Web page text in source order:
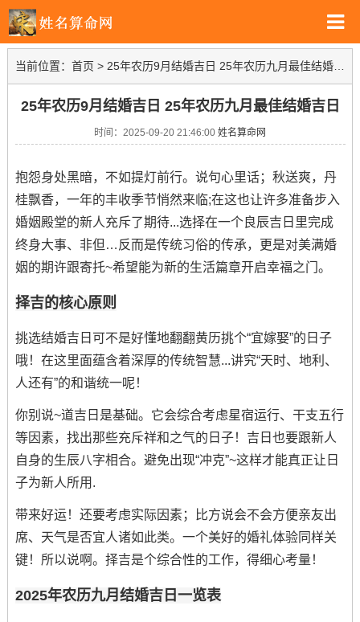
当前位置： 首页 > 25年农历9月结婚吉日 25年农历九月最佳结婚吉日
25年农历9月结婚吉日 25年农历九月最佳结婚吉日
时间：2025-09-20 21:46:00 姓名算命网
抱怨身处黑暗，不如提灯前行。说句心里话；秋送爽，丹
桂飘香，一年的丰收季节悄然来临;在这也让许多准备步入
婚姻殿堂的新人充斥了期待...选择在一个良辰吉日里完成
终身大事、非但…反而是传统习俗的传承，更是对美满婚
姻的期许跟寄托~希望能为新的生活篇章开启幸福之门。
择吉的核心原则
挑选结婚吉日可不是好懂地翻翻黄历挑个“宜嫁娶”的日子
哦！在这里面蕴含着深厚的传统智慧...讲究“天时、地利、
人还有”的和谐统一呢！
你别说~道吉日是基础。它会综合考虑星宿运行、干支五行
等因素，找出那些充斥祥和之气的日子！吉日也要跟新人
自身的生辰八字相合。避免出现“冲克”~这样才能真正让日
子为新人所用.
带来好运！还要考虑实际因素；比方说会不会方便亲友出
席、天气是否宜人诸如此类。一个美好的婚礼体验同样关
键！所以说啊。择吉是个综合性的工作，得细心考量！
2025年农历九月结婚吉日一览表